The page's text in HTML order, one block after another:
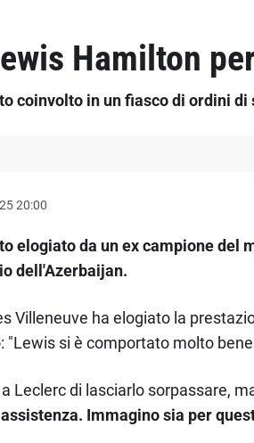
Hamilton
coinvolto in un fiasco di ordini di
20:00
elogiato da un ex campione del
dell'Azerbaijan.
Villeneuve ha elogiato la
"Lewis si è comportato molto
Leclerc di lasciarlo sorpassare,
Immagino sia per